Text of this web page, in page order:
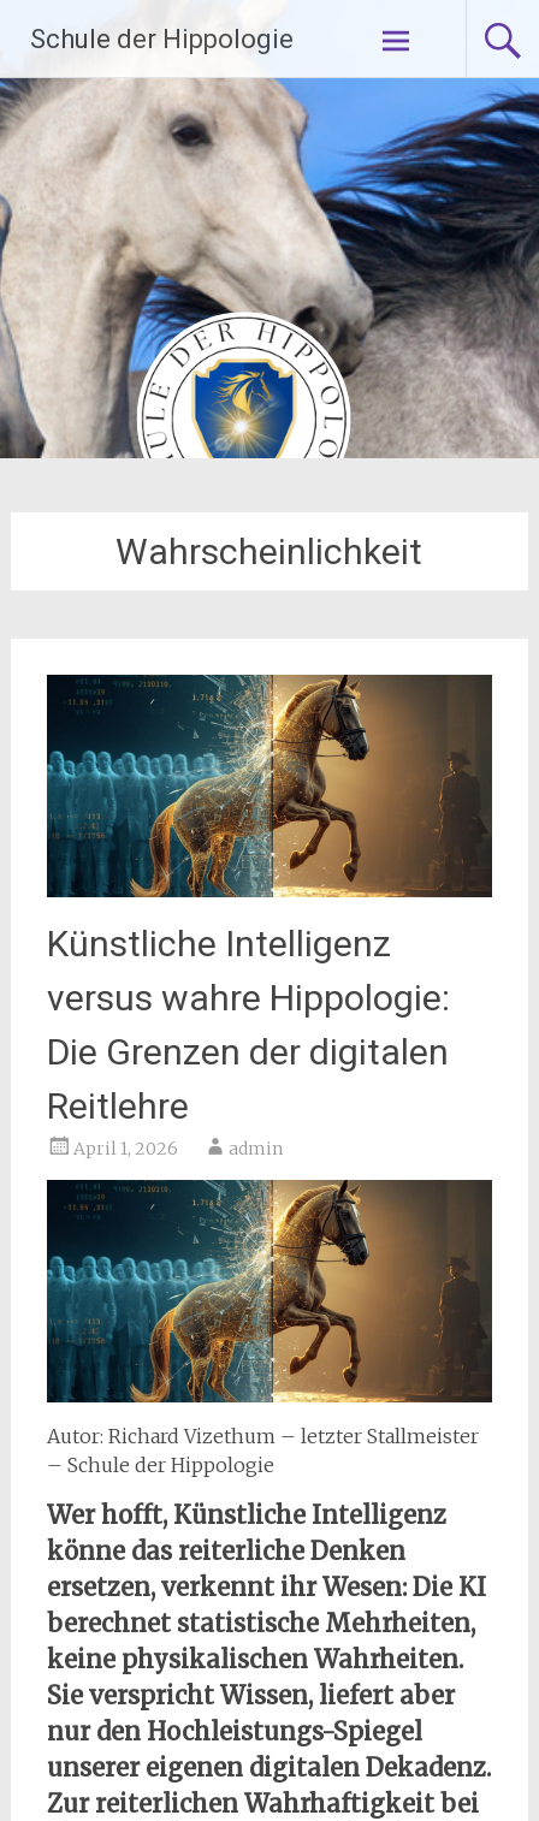
Inhalt
springen
Schule der Hippologie
Wahrscheinlichkeit
Künstliche Intelligenz
versus wahre Hippologie:
Die Grenzen der digitalen
Reitlehre
April 1, 2026 admin
Autor: Richard Vizethum – letzter Stallmeister
– Schule der Hippologie
Wer hofft, Künstliche Intelligenz
könne das reiterliche Denken
ersetzen, verkennt ihr Wesen: Die KI
berechnet statistische Mehrheiten,
keine physikalischen Wahrheiten.
Sie verspricht Wissen, liefert aber
nur den Hochleistungs-Spiegel
unserer eigenen digitalen Dekadenz.
Zur reiterlichen Wahrhaftigkeit bei